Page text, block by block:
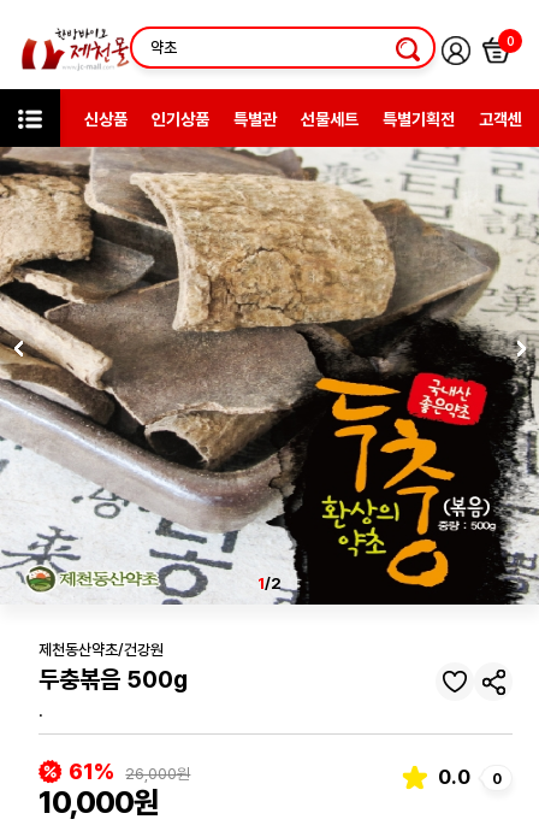
0
신상품 인기상품 특별관 선물세트 특별기획전 고객센터
상품검색
1/2
제천동산약초/건강원
두충볶음 500g
.
61% 26,000원
10,000원
0.0 0